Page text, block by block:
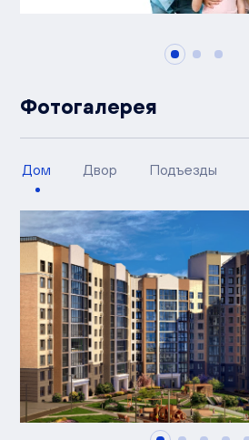
Фотогалерея
Дом Двор Подъезды